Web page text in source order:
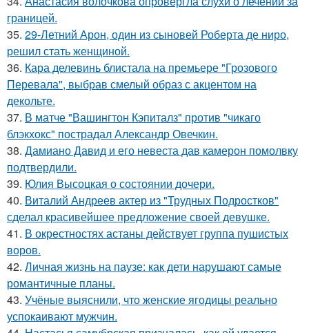
границей.
35. 29-Летний Арон, один из сыновей Роберта де ниро,
решил стать женщиной.
36. Кара делевинь блистала на премьере "Грозового
Перевала", выбрав смелый образ с акцентом на
декольте.
37. В матче "Вашингтон Кэпиталз" против "чикаго
блэкхокс" пострадал Александр Овечкин.
38. Дамиано Давид и его невеста дав камерон помолвку
подтвердили.
39. Юлия Высоцкая о состоянии дочери.
40. Виталий Андреев актер из "Трудных Подростков"
сделал красивейшее предложение своей девушке.
41. В окрестностях астаны действует группа пушистых
воров.
42. Личная жизнь на паузе: как дети нарушают самые
романтичные планы.
43. Учёные выяснили, что женские ягодицы реально
успокаивают мужчин.